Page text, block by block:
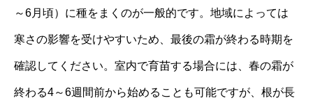
～6月頃）に種をまくのが一般的です。地域によっては
寒さの影響を受けやすいため、最後の霜が終わる時期を
確認してください。室内で育苗する場合には、春の霜が
終わる4～6週間前から始めることも可能ですが、根が長